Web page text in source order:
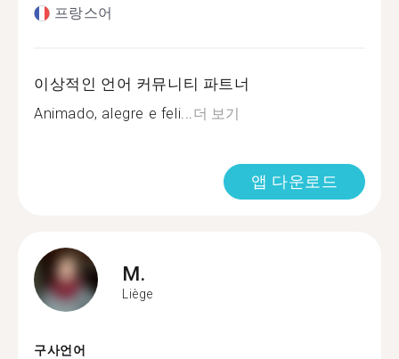
프랑스어
이상적인 언어 커뮤니티 파트너
Animado, alegre e feli...더 보기
앱 다운로드
M.
Liège
구사언어